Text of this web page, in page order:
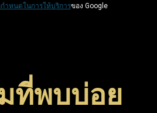
ำหนดในการให้บริการของ Google
ที่พบบ่อย